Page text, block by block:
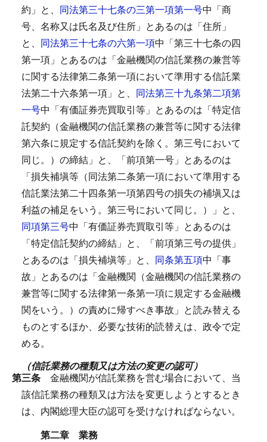
約」と、 同法第三十七条の三第一項第一号中「商
号、名称又は氏名及び住所」とあるのは「住所」
と、 同法第三十七条の六第一項中「第三十七条の四
第一項」とあるのは「金融機関の信託業務の兼営等
に関する法律第二条第一項において準用する信託業
法第二十六条第一項」と、 同法第三十九条第二項第
一号中「有価証券売買取引等」とあるのは「特定信
託契約（金融機関の信託業務の兼営等に関する法律
第六条に規定する信託契約を除く。第三号において
同じ。）の締結」と、「前項第一号」とあるのは
「損失補塡等（同法第二条第一項において準用する
信託業法第二十四条第一項第四号の損失の補塡又は
利益の補足をいう。第三号において同じ。）」と、
同項第三号中「有価証券売買取引等」とあるのは
「特定信託契約の締結」と、「前項第三号の提供」
とあるのは「損失補塡等」と、 同条第五項中「事
故」とあるのは「金融機関（金融機関の信託業務の
兼営等に関する法律第一条第一項に規定する金融機
関をいう。）の責めに帰すべき事故」と読み替える
ものとするほか、必要な技術的読替えは、政令で定
める。
（信託業務の種類又は方法の変更の認可）
第三条 金融機関が信託業務を営む場合において、当
該信託業務の種類又は方法を変更しようとするとき
は、内閣総理大臣の認可を受けなければならない。
第二章 業務